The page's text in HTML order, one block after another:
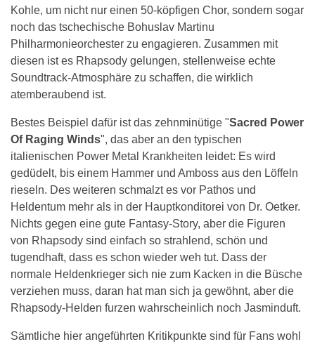
Kohle, um nicht nur einen 50-köpfigen Chor, sondern sogar
noch das tschechische Bohuslav Martinu
Philharmonieorchester zu engagieren. Zusammen mit
diesen ist es Rhapsody gelungen, stellenweise echte
Soundtrack-Atmosphäre zu schaffen, die wirklich
atemberaubend ist.
Bestes Beispiel dafür ist das zehnminütige "Sacred Power
Of Raging Winds", das aber an den typischen
italienischen Power Metal Krankheiten leidet: Es wird
gedüdelt, bis einem Hammer und Amboss aus den Löffeln
rieseln. Des weiteren schmalzt es vor Pathos und
Heldentum mehr als in der Hauptkonditorei von Dr. Oetker.
Nichts gegen eine gute Fantasy-Story, aber die Figuren
von Rhapsody sind einfach so strahlend, schön und
tugendhaft, dass es schon wieder weh tut. Dass der
normale Heldenkrieger sich nie zum Kacken in die Büsche
verziehen muss, daran hat man sich ja gewöhnt, aber die
Rhapsody-Helden furzen wahrscheinlich noch Jasminduft.
Sämtliche hier angeführten Kritikpunkte sind für Fans wohl